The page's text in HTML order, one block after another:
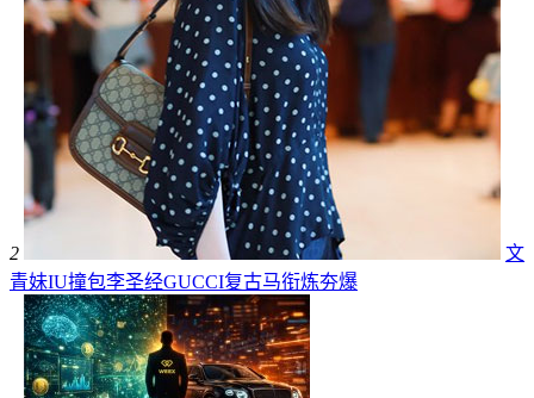
2
文
青妹IU撞包李圣经GUCCI复古马衔炼夯爆